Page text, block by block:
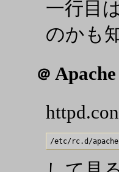
一行目
のかも
＠